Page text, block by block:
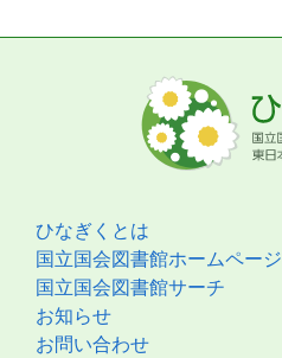
ひなぎくとは
国立国会図書館ホームページ
国立国会図書館サーチ
お知らせ
お問い合わせ